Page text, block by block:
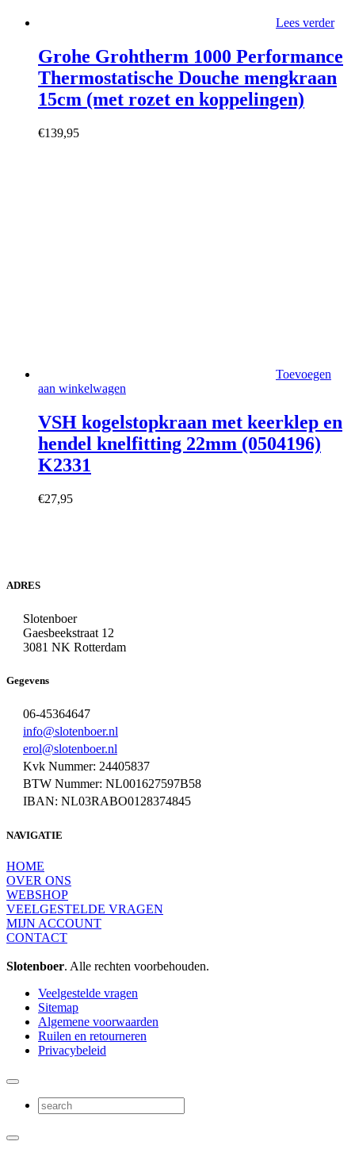
Lees verder
Grohe Grohtherm 1000 Performance
Thermostatische Douche mengkraan
15cm (met rozet en koppelingen)
€139,95
Toevoegen
aan winkelwagen
VSH kogelstopkraan met keerklep en
hendel knelfitting 22mm (0504196)
K2331
€27,95
ADRES
Slotenboer
Gaesbeekstraat 12
3081 NK Rotterdam
Gegevens
06-45364647
info@slotenboer.nl
erol@slotenboer.nl
Kvk Nummer: 24405837
BTW Nummer: NL001627597B58
IBAN: NL03RABO0128374845
NAVIGATIE
HOME
OVER ONS
WEBSHOP
VEELGESTELDE VRAGEN
MIJN ACCOUNT
CONTACT
Slotenboer. Alle rechten voorbehouden.
Veelgestelde vragen
Sitemap
Algemene voorwaarden
Ruilen en retourneren
Privacybeleid